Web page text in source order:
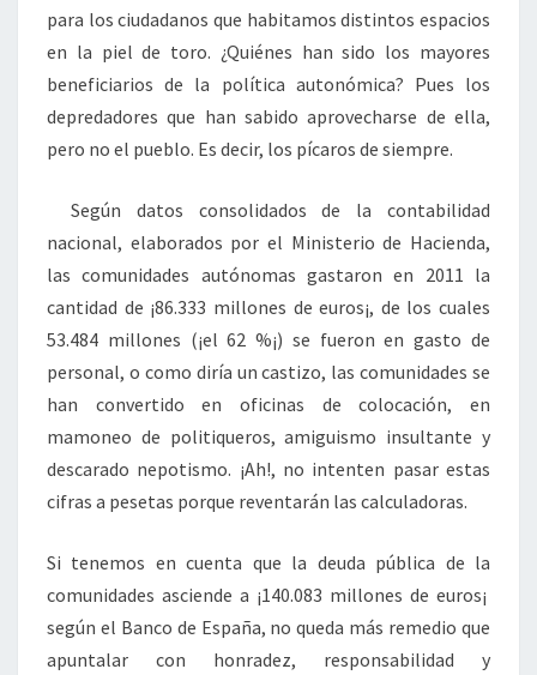
para los ciudadanos que habitamos distintos espacios
en la piel de toro. ¿Quiénes han sido los mayores
beneficiarios de la política autonómica? Pues los
depredadores que han sabido aprovecharse de ella,
pero no el pueblo. Es decir, los pícaros de siempre.
Según datos consolidados de la contabilidad
nacional, elaborados por el Ministerio de Hacienda,
las comunidades autónomas gastaron en 2011 la
cantidad de ¡86.333 millones de euros¡, de los cuales
53.484 millones (¡el 62 %¡) se fueron en gasto de
personal, o como diría un castizo, las comunidades se
han convertido en oficinas de colocación, en
mamoneo de politiqueros, amiguismo insultante y
descarado nepotismo. ¡Ah!, no intenten pasar estas
cifras a pesetas porque reventarán las calculadoras.
Si tenemos en cuenta que la deuda pública de la
comunidades asciende a ¡140.083 millones de euros¡
según el Banco de España, no queda más remedio que
apuntalar con honradez, responsabilidad y